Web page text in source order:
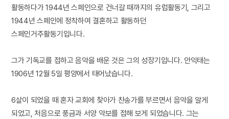
활동하다가 1944년 스페인으로 건너갈 때까지의 유럽활동기, 그리고
1944년 스페인에 정착하여 결혼하고 활동하던
스페인거주활동기입니다.
그가 기독교를 접하고 음악을 배운 것은 그의 성장기입니다. 안익태는
1906년 12월 5일 평양에서 태어났습니다.
6살이 되었을 때 혼자 교회에 찾아가 찬송가를 부르면서 음악을 알게
되었고, 처음으로 풍금과 서양 악보를 접해 보게 되었습니다. 그는